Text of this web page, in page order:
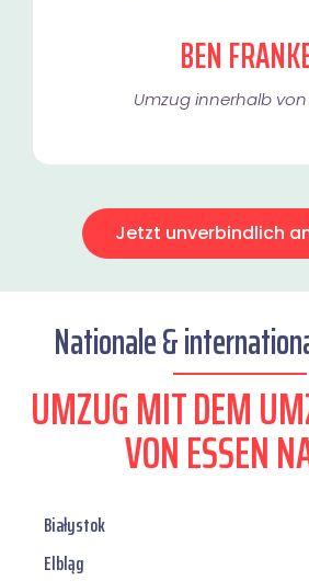
BEN
Umzug innerhalb von
Jetzt unverbindlich
Nationale &
UMZUG MIT DEM
VON ESSEN
Białystok
Elbląg